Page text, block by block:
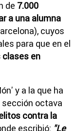
de 7.000
a una alumna
cuyos
para que en el
clases en
y a la que ha
sección octava
contra la
escribió: "Le